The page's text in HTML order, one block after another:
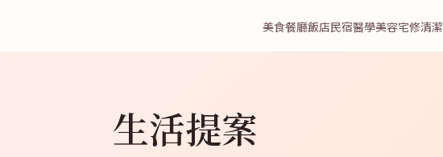
美食餐廳飯店民宿醫學美容宅修清潔
生活提案